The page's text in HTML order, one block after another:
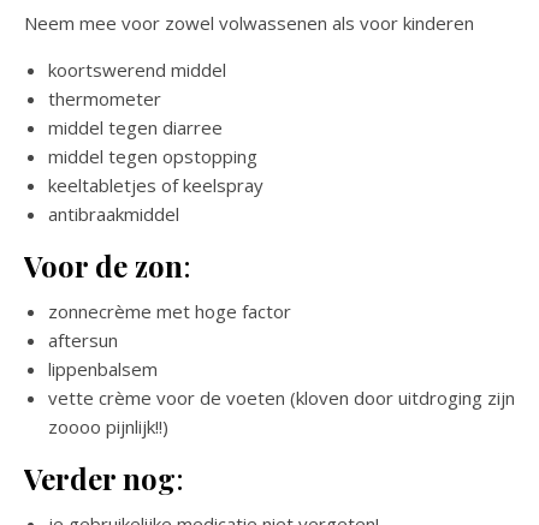
Neem mee voor zowel volwassenen als voor kinderen
koortswerend middel
thermometer
middel tegen diarree
middel tegen opstopping
keeltabletjes of keelspray
antibraakmiddel
Voor de zon:
zonnecrème met hoge factor
aftersun
lippenbalsem
vette crème voor de voeten (kloven door uitdroging zijn
zoooo pijnlijk!!)
Verder nog: